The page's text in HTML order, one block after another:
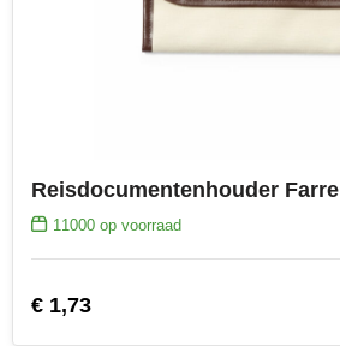
Reisdocumentenhouder Farrel
11000op voorraad
€ 1,73